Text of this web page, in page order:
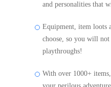
and personalities that
Equipment, item loots
choose, so you will
playthroughs!
With over 1000+